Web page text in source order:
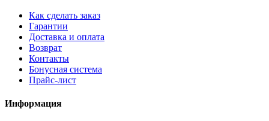
Как сделать заказ
Гарантии
Доставка и оплата
Возврат
Контакты
Бонусная система
Прайс-лист
Информация